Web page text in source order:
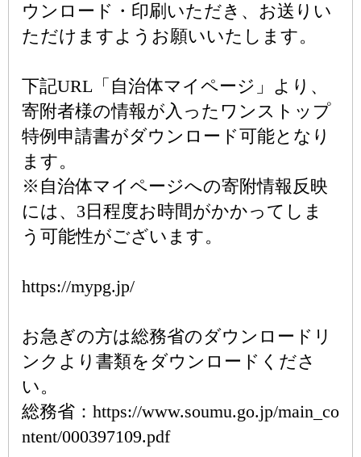
ウンロード・印刷いただき、お送りい
ただけますようお願いいたします。
下記URL「自治体マイページ」より、
寄附者様の情報が入ったワンストップ
特例申請書がダウンロード可能となり
ます。
※自治体マイページへの寄附情報反映
には、3日程度お時間がかかってしま
う可能性がございます。
https://mypg.jp/
お急ぎの方は総務省のダウンロードリ
ンクより書類をダウンロードくださ
い。
総務省：https://www.soumu.go.jp/main_co
ntent/000397109.pdf